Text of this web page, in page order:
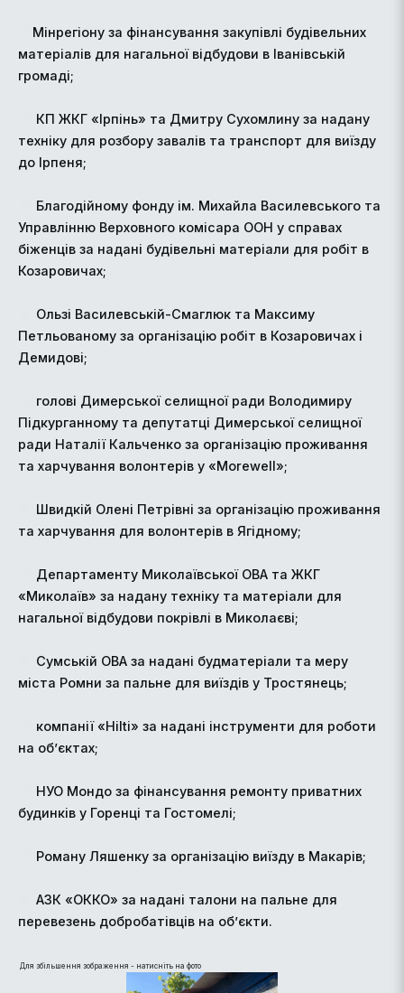
Мінрегіону за фінансування закупівлі будівельних
матеріалів для нагальної відбудови в Іванівській
громаді;
КП ЖКГ «Ірпінь» та Дмитру Сухомлину за надану
техніку для розбору завалів та транспорт для виїзду
до Ірпеня;
Благодійному фонду ім. Михайла Василевського та
Управлінню Верховного комісара ООН у справах
біженців за надані будівельні матеріали для робіт в
Козаровичах;
Ользі Василевській-Смаглюк та Максиму
Петльованому за організацію робіт в Козаровичах і
Демидові;
голові Димерської селищної ради Володимиру
Підкурганному та депутатці Димерської селищної
ради Наталії Кальченко за організацію проживання
та харчування волонтерів у «Morewell»;
Швидкій Олені Петрівні за організацію проживання
та харчування для волонтерів в Ягідному;
Департаменту Миколаївської ОВА та ЖКГ
«Миколаїв» за надану техніку та матеріали для
нагальної відбудови покрівлі в Миколаєві;
Сумській ОВА за надані будматеріали та меру
міста Ромни за пальне для виїздів у Тростянець;
компанії «Hilti» за надані інструменти для роботи
на об’єктах;
НУО Moндо за фінансування ремонту приватних
будинків у Горенці та Гостомелі;
Роману Ляшенку за організацію виїзду в Макарів;
АЗК «ОККО» за надані талони на пальне для
перевезень добробатівців на об’єкти.
Для збільшення зображення - натисніть на фото